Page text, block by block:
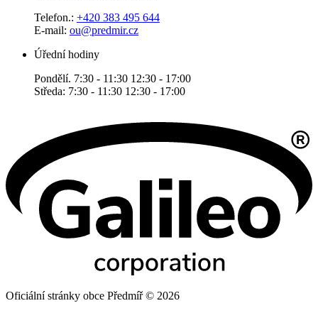
Telefon.: +420 383 495 644
E-mail: ou@predmir.cz
Úřední hodiny
Pondělí. 7:30 - 11:30 12:30 - 17:00
Středa: 7:30 - 11:30 12:30 - 17:00
Oficiální stránky obce Předmíř © 2026